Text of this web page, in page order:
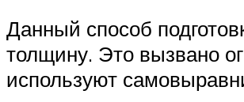
Данный способ
толщину. Это вызвано
используют